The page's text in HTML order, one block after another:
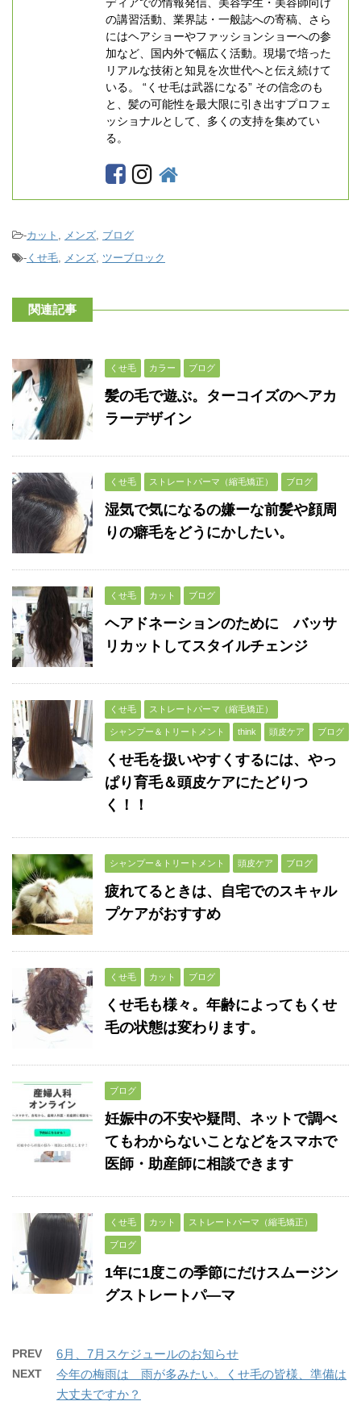
の講習活動、業界誌・一般誌への寄稿、さら
にはヘアショーやファッションショーへの参
加など、国内外で幅広く活動。現場で培った
リアルな技術と知見を次世代へと伝え続けて
いる。 “くせ毛は武器になる” その信念のも
と、髪の可能性を最大限に引き出すプロフェ
ッショナルとして、多くの支持を集めてい
る。
-カット , メンズ, ブログ
- くせ毛, メンズ, ツーブロック
関連記事
くせ毛 カラー ブログ
髪の毛で遊ぶ。ターコイズのヘアカ
ラーデザイン
くせ毛 ストレートパーマ（縮毛矯正） ブログ
湿気で気になるの嫌ーな前髪や顔周
りの癖毛をどうにかしたい。
くせ毛 カット ブログ
ヘアドネーションのために バッサ
リカットしてスタイルチェンジ
くせ毛 ストレートパーマ（縮毛矯正）
シャンプー＆トリートメント think 頭皮ケア ブログ
くせ毛を扱いやすくするには、やっ
ぱり育毛＆頭皮ケアにたどりつ
く！！
シャンプー＆トリートメント 頭皮ケア ブログ
疲れてるときは、自宅でのスキャル
プケアがおすすめ
くせ毛 カット ブログ
くせ毛も様々。年齢によってもくせ
毛の状態は変わります。
ブログ
妊娠中の不安や疑問、ネットで調べ
てもわからないことなどをスマホで
医師・助産師に相談できます
くせ毛 カット ストレートパーマ（縮毛矯正）
ブログ
1年に1度この季節にだけスムージン
グストレートパ―マ
PREV 6月、7月スケジュールのお知らせ
NEXT
今年の梅雨は 雨が多みたい。くせ毛の皆様、準備は
大丈夫ですか？